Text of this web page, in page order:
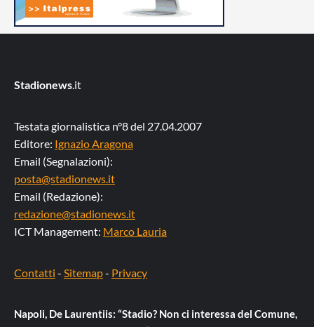
Stadionews .it
Testata giornalistica n°8 del 27.04.2007
Editore: Ignazio Aragona
Email (Segnalazioni):
posta@stadionews.it
Email (Redazione):
redazione@stadionews.it
ICT Management: Marco Lauria
Contatti - Sitemap- Privacy
Napoli, De Laurentiis: “Stadio? Non ci interessa del Comune,